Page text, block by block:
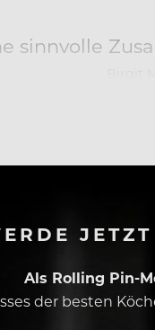
sinnvolle
Als Rolling Pin-
der besten